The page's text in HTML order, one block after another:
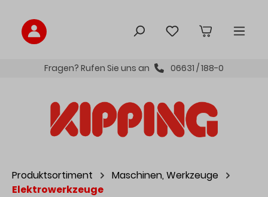
Fragen? Rufen Sie uns an 06631 / 188-0
Produktsortiment
Maschinen, Werkzeuge
Elektrowerkzeuge